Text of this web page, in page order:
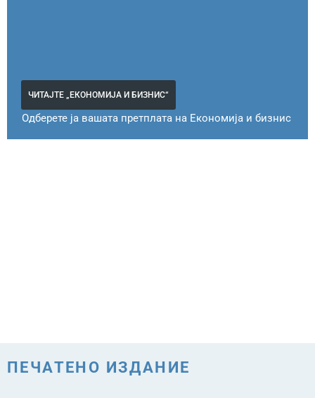
ЧИТАЈТЕ „ЕКОНОМИЈА И БИЗНИС“
Одберете ја вашата претплата на Економија и бизнис
ПЕЧАТЕНО ИЗДАНИЕ